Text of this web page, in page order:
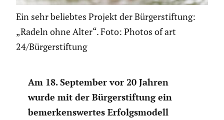
Ein sehr beliebtes Projekt der Bürgerstiftung:
„Radeln ohne Alter“. Foto: Photos of art
24/Bürgerstiftung
Am 18. September vor 20 Jahren
wurde mit der Bürger­stif­tung ein
bemer­kens­wertes Erfolgs­mo­dell